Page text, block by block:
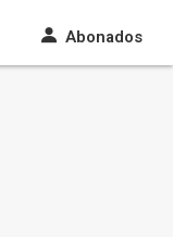
Abonados